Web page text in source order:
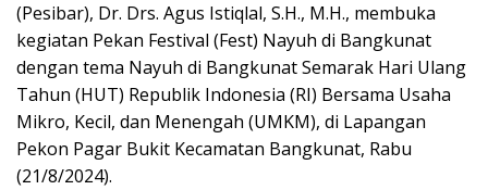
(Pesibar), Dr. Drs. Agus Istiqlal, S.H., M.H., membuka
kegiatan Pekan Festival (Fest) Nayuh di Bangkunat
dengan tema Nayuh di Bangkunat Semarak Hari Ulang
Tahun (HUT) Republik Indonesia (RI) Bersama Usaha
Mikro, Kecil, dan Menengah (UMKM), di Lapangan
Pekon Pagar Bukit Kecamatan Bangkunat, Rabu
(21/8/2024).